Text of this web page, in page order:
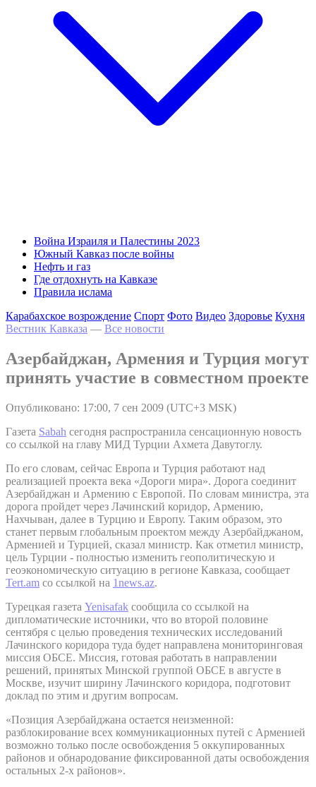
Война Израиля и Палестины 2023
Южный Кавказ после войны
Нефть и газ
Где отдохнуть на Кавказе
Правила ислама
Карабахское возрождение Спорт Фото Видео Здоровье Кухня
Вестник Кавказа — Все новости
Азербайджан, Армения и Турция могут
принять участие в совместном проекте
Опубликовано: 17:00, 7 сен 2009 (UTC+3 MSK)
Газета Sabah сегодня распространила сенсационную новость
со ссылкой на главу МИД Турции Ахмета Давутоглу.
По его словам, сейчас Европа и Турция работают над
реализацией проекта века «Дороги мира». Дорога соединит
Азербайджан и Армению с Европой. По словам министра, эта
дорога пройдет через Лачинский коридор, Армению,
Нахчыван, далее в Турцию и Европу. Таким образом, это
станет первым глобальным проектом между Азербайджаном,
Арменией и Турцией, сказал министр. Как отметил министр,
цель Турции - полностью изменить геополитическую и
геоэкономическую ситуацию в регионе Кавказа, сообщает
Tert.am со ссылкой на 1news.az.
Турецкая газета Yenisafak сообщила со ссылкой на
дипломатические источники, что во второй половине
сентября с целью проведения технических исследований
Лачинского коридора туда будет направлена мониторинговая
миссия ОБСЕ. Миссия, готовая работать в направлении
решений, принятых Минской группой ОБСЕ в августе в
Москве, изучит ширину Лачинского коридора, подготовит
доклад по этим и другим вопросам.
«Позиция Азербайджана остается неизменной:
разблокирование всех коммуникационных путей с Арменией
возможно только после освобождения 5 оккупированных
районов и обнародование фиксированной даты освобождения
остальных 2-х районов».